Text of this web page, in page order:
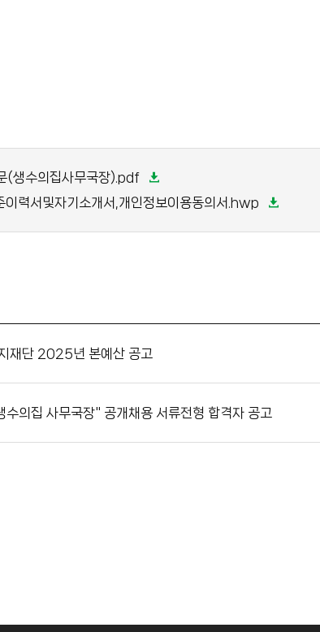
(생수의집사무국장).pdf
이력서및자기소개서,개인정보이용동의서.hwp
재단 2025년 본예산 공고
수의집 사무국장" 공개채용 서류전형 합격자 공고